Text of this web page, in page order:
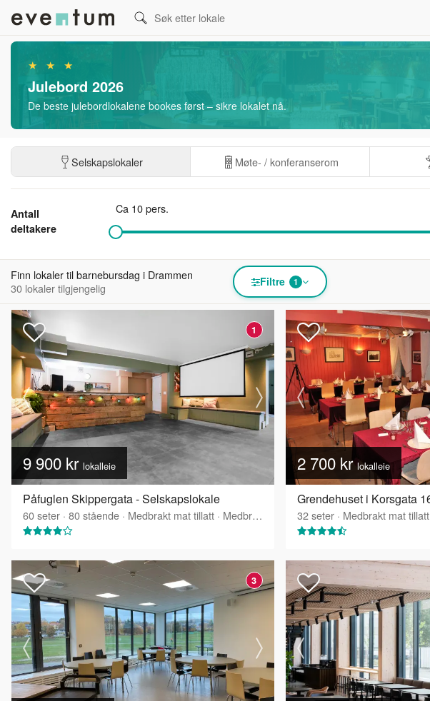
★ ★ ★
Julebord 2026
De beste julebordlokalene bookes først – sikre lokalet nå.
Selskapslokaler Møte- / konferanserom
Antall
deltakere
Ca 10 pers.
Finn lokaler til barnebursdag i Drammen
30 lokaler tilgjengelig
Filtre 1
1
9 900 kr lokalleie
Påfuglen Skippergata - Selskapslokale
60seter · 80stående · Medbrakt mat tillatt · Medbrakt drikke tillatt ·Tilbyr servering
2 700 krlokalleie
32seter · Medbrakt mat tillatt
3